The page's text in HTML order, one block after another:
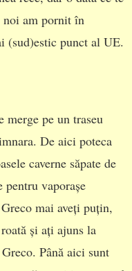
noi am pornit în
(sud)estic punct al UE.
pe un traseu
De aici poteca
caverne săpate de
vaporașe
mai aveți puțin,
și ați ajuns la
Până aici sunt